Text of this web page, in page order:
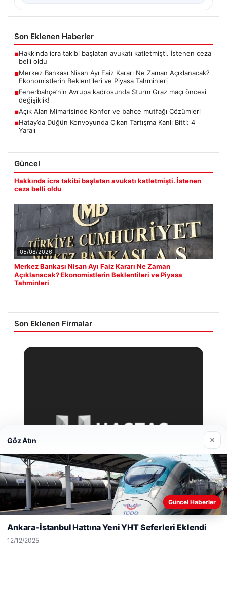
Son Eklenen Haberler
■Hakkında icra takibi başlatan avukatı katletmişti. İstenen ceza
belli oldu
■Merkez Bankası Nisan Ayı Faiz Kararı Ne Zaman Açıklanacak?
Ekonomistlerin Beklentileri ve Piyasa Tahminleri
■Fenerbahçe’nin Avrupa kadrosunda Sturm Graz maçı öncesi
değişiklik!
■Açık Alan Mimarisinde Konfor ve bahçe mutfağı Çözümleri
■Hatay’da Düğün Konvoyunda Çıkan Tartışma Kanlı Bitti: 4
Yaralı
Güncel
Hakkında icra takibi başlatan avukatı katletmişti. İstenen
ceza belli oldu
05/08/2026
Merkez Bankası Nisan Ayı Faiz Kararı Ne Zaman
Açıklanacak? Ekonomistlerin Beklentileri ve Piyasa
Tahminleri
Son Eklenen Firmalar
Enes Kaplan Avukatlık Bürosu
Web sitemizi nasıl kullandığınızı daha iyi anlayabilmek,
deneyiminizi kişiselleştirmek ve geliştirmek amacıyla çerezler
kullanıyoruz.
Göz Atın ×
Güncel Haberler
Ankara-İstanbul Hattına Yeni YHT Seferleri Eklendi
12/12/2025